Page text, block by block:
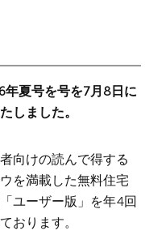
夏号を号を7月8日に
しました。
向けの読んで得する
を満載した無料住宅
ユーザー版」を年4回
おります。